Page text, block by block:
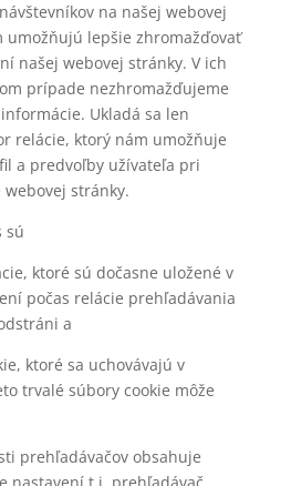
na našej webovej
umožňujú lepšie zhromažďovať
našej webovej stránky. V ich
prípade nezhromažďujeme
Ukladá sa len
relácie, ktorý nám umožňuje
a predvoľby užívateľa pri
stránky.
sú
ktoré sú dočasne uložené v
počas relácie prehľadávania
a
ktoré sa uchovávajú v
trvalé súbory cookie môže
prehľadávačov obsahuje